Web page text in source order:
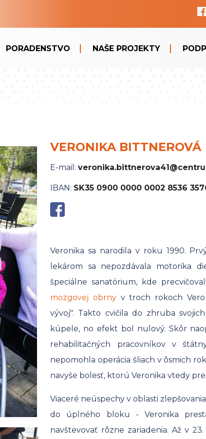
PORADENSTVO NAŠE PROJEKTY
VERONIKA BITTNEROVÁ
E-mail:
IBAN: SK35 0900 0000 0002 8536
Veronika sa narodila v roku 1990.
lekárom sa nepozdávala motorika
špeciálne sanatórium, kde
mozgovej obrnyv troch rokoch
vývoj". Takto cvičila do zhruba
kúpele, no efekt bol nulový. Skôr
rehabilitačných pracovníkov v
nepomohla operácia šliach v ôsmich
navyše bolesť, ktorú Veronika vtedy
Viaceré neúspechy v oblasti
do úplného bloku - Veronika
navštevovať rôzne zariadenia. Až v